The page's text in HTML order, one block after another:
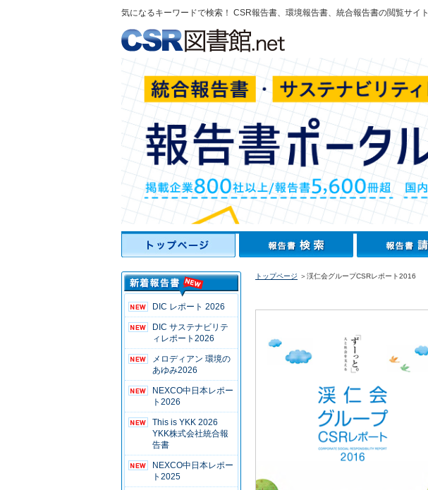
気になるキーワードで検索！ CSR報告書、環境報告書、統合報告書の閲覧サイト
DIC レポート 2026
DIC サステナビリテ
ィレポート2026
メロディアン 環境の
あゆみ2026
NEXCO中日本レポー
ト2026
This is YKK 2026
YKK株式会社統合報
告書
NEXCO中日本レポー
ト2025
トップページ ＞渓仁会グループCSRレポート2016